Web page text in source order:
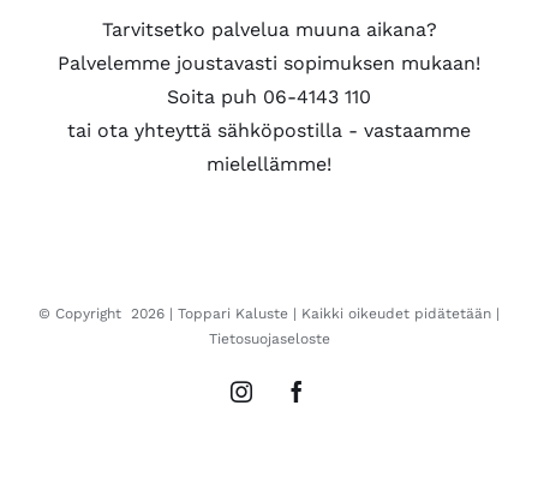
Tarvitsetko palvelua muuna aikana?
Palvelemme joustavasti sopimuksen mukaan!
Soita puh 06-4143 110
tai ota yhteyttä sähköpostilla - vastaamme
mielellämme!
© Copyright 2026 | Toppari Kaluste | Kaikki oikeudet pidätetään |
Tietosuojaseloste
Instagram